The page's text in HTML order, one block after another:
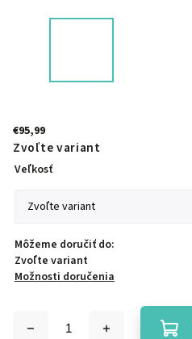
€95,99
Zvoľte variant
Veľkosť
Môžeme doručiť do:
Zvoľte variant
Možnosti doručenia